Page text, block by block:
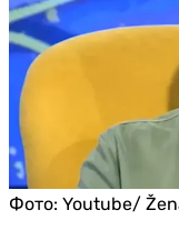
Фото: Youtube/